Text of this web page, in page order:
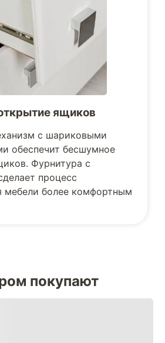
ящиков
с шариковыми
обеспечит бесшумное
Фурнитура с
процесс
мебели более комфортным
покупают